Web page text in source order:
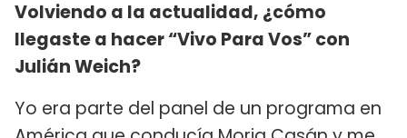
Volviendo a la actualidad, ¿cómo
llegaste a hacer “Vivo Para Vos” con
Julián Weich?
Yo era parte del panel de un programa en